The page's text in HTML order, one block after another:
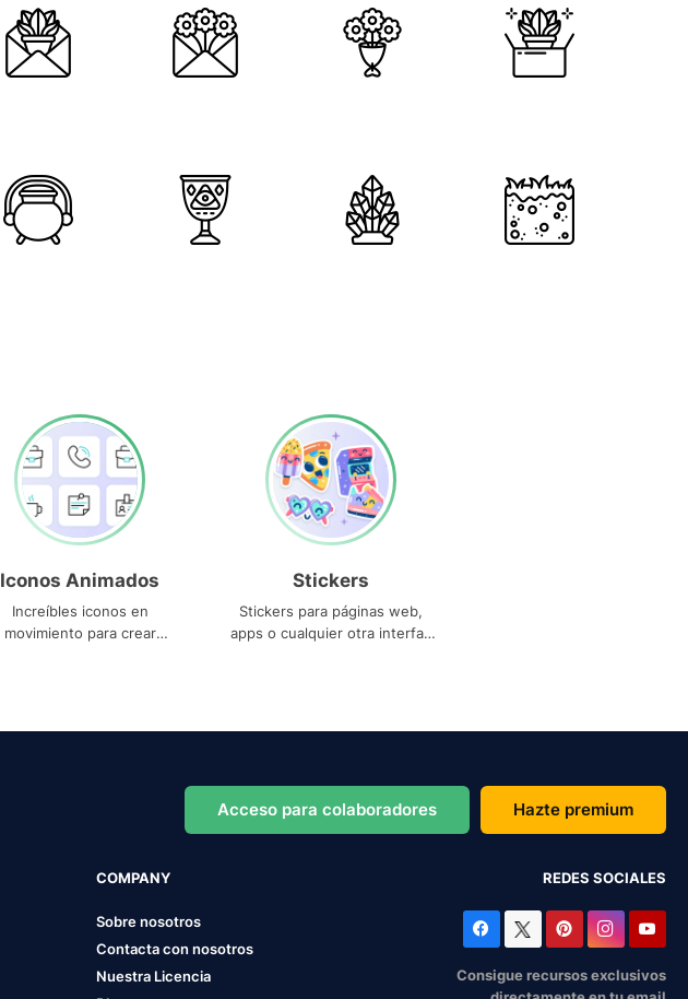
Iconos Animados
Increíbles iconos en
movimiento para crear
Stickers
Stickers para páginas web,
apps o cualquier otra interfaz
Acceso para colaboradores Hazte premium
COMPANY
Sobre nosotros
Contacta con nosotros
Nuestra Licencia
REDES SOCIALES
Consigue recursos exclusivos